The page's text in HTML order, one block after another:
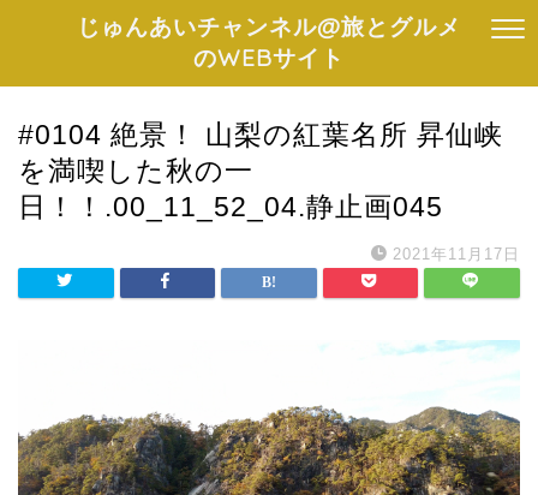
じゅんあいチャンネル@旅とグルメ
のWEBサイト
#0104 絶景！ 山梨の紅葉名所 昇仙峡
を満喫した秋の一
日！！.00_11_52_04.静止画045
2021年11月17日